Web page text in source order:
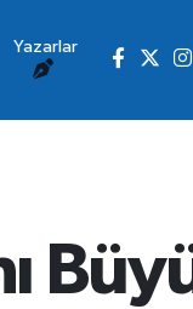
Yazarlar